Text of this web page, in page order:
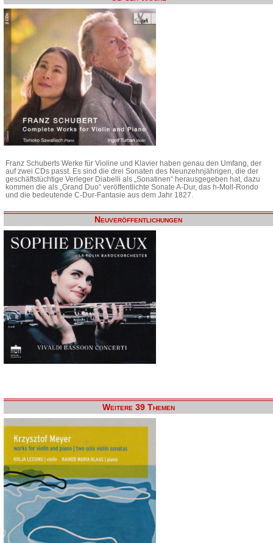
Franz Schuberts Werke für Violine und Klavier haben genau den Umfang, der
auf zwei CDs passt. Es sind die drei Sonaten des Neunzehnjährigen, die der
geschäftstüchtige Verleger Diabelli als „Sonatinen“ herausgegeben hat, dazu
kommen die als „Grand Duo“ veröffentlichte Sonate A-Dur, das h-Moll-Rondo
und die bedeutende C-Dur-Fantasie aus dem Jahr 1827.
Neuveröffentlichungen
Weitere 39 Themen